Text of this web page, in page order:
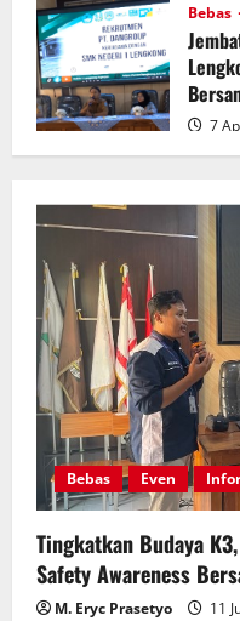
Bebas
7
Bebas Even
Tingkatkan Budaya
Safety Awareness
M. Eryc Prasetyo 11